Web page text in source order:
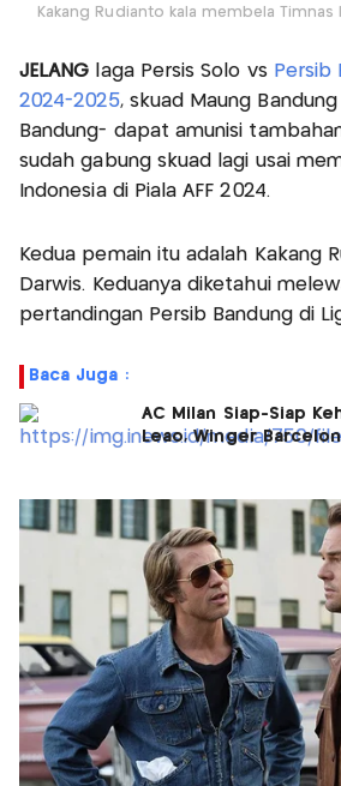
Kakang Rudianto kala membela Timnas
JELANG laga Persis Solo vs Persib
2024-2025, skuad Maung
Bandung- dapat amunisi
sudah gabung skuad lagi usai
Indonesia di Piala AFF 2024.
Kedua pemain itu adalah Kakang
Darwis. Keduanya diketahui
pertandingan Persib Bandung di
Baca Juga :
AC Milan Siap-Siap
Leao, Winger